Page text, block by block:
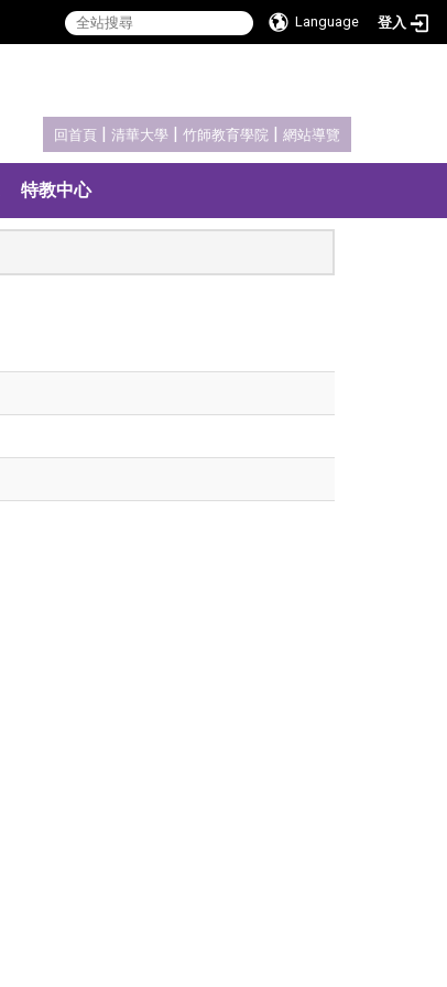
Language 登入
回首頁 | 清華大學 | 竹師教育學院 | 網站導覽
特教中心